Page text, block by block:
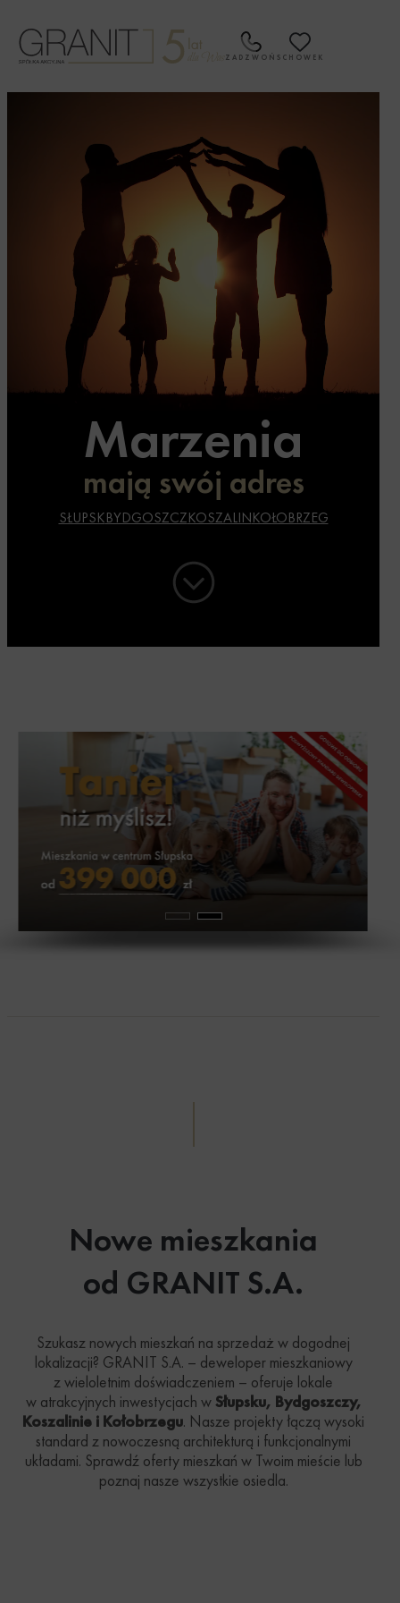
do
treści
ZADZWOŃ SCHOWEK
Marzenia
mają swój adres
SŁUPSKBYDGOSZCZKOSZALINKOŁOBRZEG
Nowe mieszkania
od GRANIT S.A.
Szukasz nowych mieszkań na sprzedaż w dogodnej
lokalizacji? GRANIT S.A. – deweloper mieszkaniowy
z wieloletnim doświadczeniem – oferuje lokale
w atrakcyjnych inwestycjach wSłupsku, Bydgoszczy,
Koszalinie i Kołobrzegu. Nasze projekty łączą wysoki
standard z nowoczesną architekturą i funkcjonalnymi
układami. Sprawdź oferty mieszkań w Twoim mieście lub
poznaj nasze wszystkie osiedla.